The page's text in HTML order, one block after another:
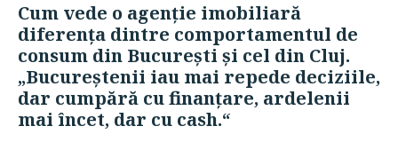
Cum vede o agenţie imobiliară
diferenţa dintre comportamentul de
consum din Bucureşti şi cel din Cluj.
„Bucureştenii iau mai repede deciziile,
dar cumpără cu finanţare, ardelenii
mai încet, dar cu cash.“